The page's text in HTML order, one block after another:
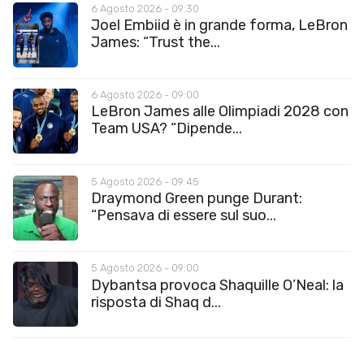
6 Agosto 2026 - 09:30
Joel Embiid è in grande forma, LeBron
James: “Trust the...
6 Agosto 2026 - 09:00
LeBron James alle Olimpiadi 2028 con
Team USA? “Dipende...
5 Agosto 2026 - 09:45
Draymond Green punge Durant:
“Pensava di essere sul suo...
5 Agosto 2026 - 09:00
Dybantsa provoca Shaquille O’Neal: la
risposta di Shaq d...